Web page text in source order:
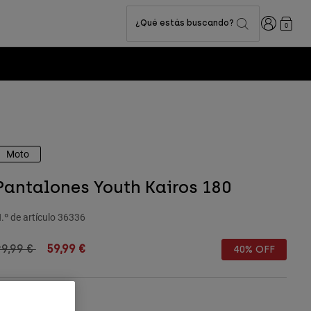
¿Qué estás buscando? Iniciar0
Moto
Youth Kairos 180
de artículo 36336
reduced from
€to59,99 € 40% OFF